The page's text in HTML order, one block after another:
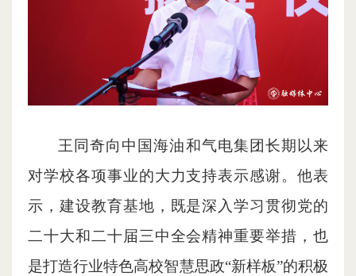
王同奇向中国海油和气电集团长期以来
对学校各项事业的大力支持表示感谢。他表
示，建设教育基地，既是深入学习贯彻党的
二十大和二十届三中全会精神重要举措，也
是打造行业特色高校智慧思政“新样板”的积极